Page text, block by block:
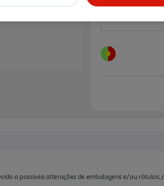
a possíveis alterações de embalagens e/ou rótulos,